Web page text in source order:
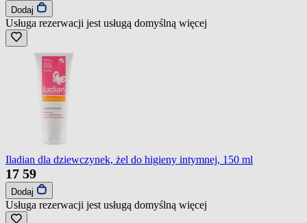
Dodaj
Usługa rezerwacji jest usługą domyślną więcej
Iladian dla dziewczynek, żel do higieny intymnej, 150 ml
17 59
Dodaj
Usługa rezerwacji jest usługą domyślną więcej